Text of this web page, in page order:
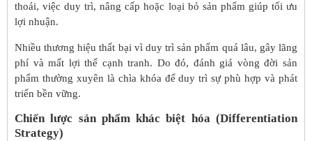
thoái, việc duy trì, nâng cấp hoặc loại bỏ sản phẩm giúp tối ưu
lợi nhuận.
Nhiều thương hiệu thất bại vì duy trì sản phẩm quá lâu, gây lãng
phí và mất lợi thế cạnh tranh. Do đó, đánh giá vòng đời sản
phẩm thường xuyên là chìa khóa để duy trì sự phù hợp và phát
triển bền vững.
Chiến lược sản phẩm khác biệt hóa (Differentiation
Strategy)